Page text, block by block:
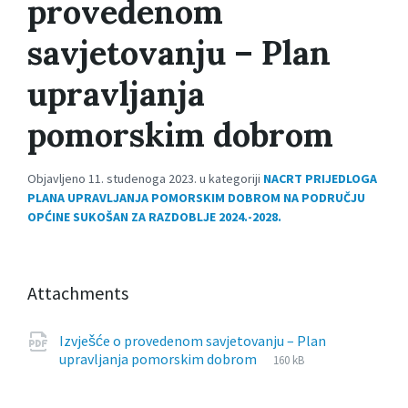
provedenom
savjetovanju – Plan
upravljanja
pomorskim dobrom
Objavljeno 11. studenoga 2023. u kategoriji NACRT PRIJEDLOGA
PLANA UPRAVLJANJA POMORSKIM DOBROM NA PODRUČJU
OPĆINE SUKOŠAN ZA RAZDOBLJE 2024.-2028.
Attachments
Izvješće o provedenom savjetovanju – Plan
upravljanja pomorskim dobrom
File
pdf
File
160 kB